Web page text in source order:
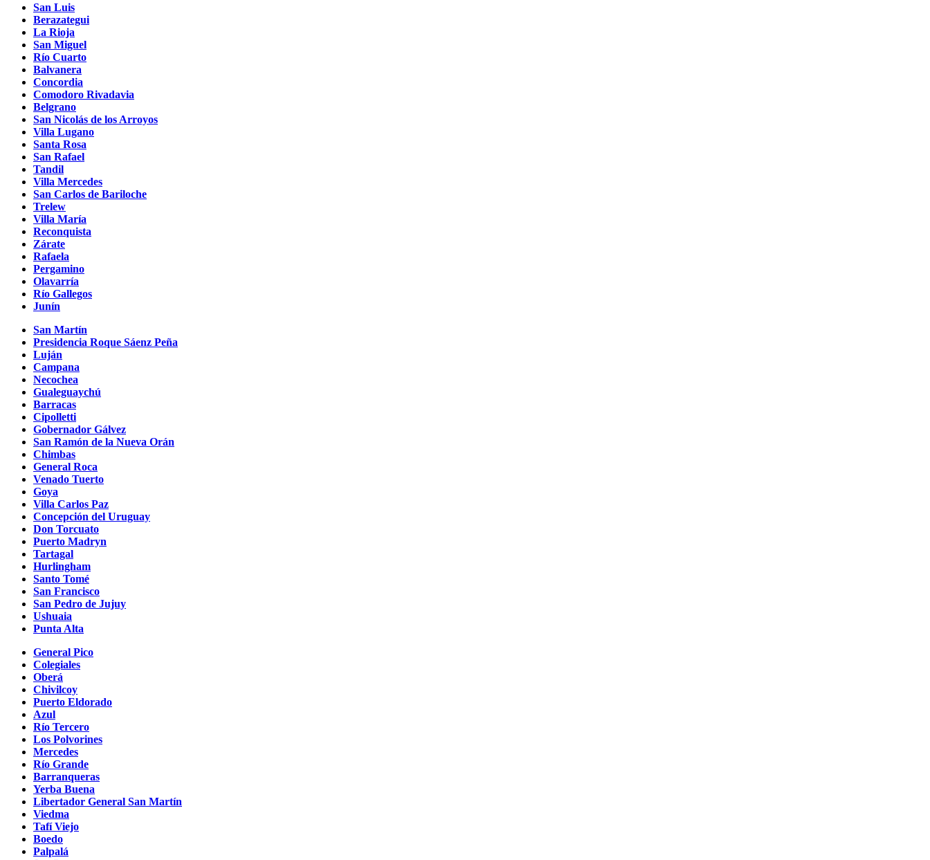
San Luis
Berazategui
La Rioja
San Miguel
Río Cuarto
Balvanera
Concordia
Comodoro Rivadavia
Belgrano
San Nicolás de los Arroyos
Villa Lugano
Santa Rosa
San Rafael
Tandil
Villa Mercedes
San Carlos de Bariloche
Trelew
Villa María
Reconquista
Zárate
Rafaela
Pergamino
Olavarría
Río Gallegos
Junín
San Martín
Presidencia Roque Sáenz Peña
Luján
Campana
Necochea
Gualeguaychú
Barracas
Cipolletti
Gobernador Gálvez
San Ramón de la Nueva Orán
Chimbas
General Roca
Venado Tuerto
Goya
Villa Carlos Paz
Concepción del Uruguay
Don Torcuato
Puerto Madryn
Tartagal
Hurlingham
Santo Tomé
San Francisco
San Pedro de Jujuy
Ushuaia
Punta Alta
General Pico
Colegiales
Oberá
Chivilcoy
Puerto Eldorado
Azul
Río Tercero
Los Polvorines
Mercedes
Río Grande
Barranqueras
Yerba Buena
Libertador General San Martín
Viedma
Tafí Viejo
Boedo
Palpalá